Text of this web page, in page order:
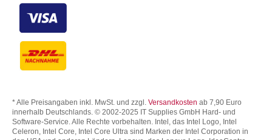
* Alle Preisangaben inkl. MwSt. und zzgl. Versandkosten ab 7,90 Euro
innerhalb Deutschlands. © 2002-2025 IT Supplies GmbH Hard- und
Software-Service. Alle Rechte vorbehalten. Intel, das Intel Logo, Intel
Celeron, Intel Core, Intel Core Ultra sind Marken der Intel Corporation in